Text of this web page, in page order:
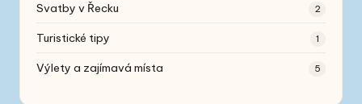
Svatby v Řecku 2
Turistické tipy 1
Výlety a zajímavá místa 5